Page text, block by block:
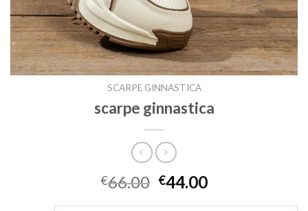
SCARPE GINNASTICA
scarpe ginnastica
€66.00 €44.00